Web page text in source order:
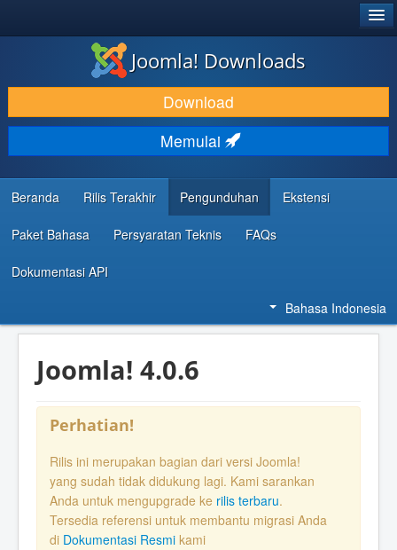
DOWNLOAD & KEMBANGKAN
TEMUKAN & PELAJARI
DUKUNGAN & KOMUNITAS
REFERENSI DEVELOPER
Joomla! Downloads
Download
Memulai
Beranda Rilis Terakhir Pengunduhan Ekstensi
Paket Bahasa Persyaratan Teknis FAQs
Dokumentasi API
Bahasa Indonesia
Joomla! 4.0.6
Perhatian!
Rilis ini merupakan bagian dari versi Joomla!
yang sudah tidak didukung lagi. Kami sarankan
Anda untuk mengupgrade ke rilis terbaru.
Tersedia referensi untuk membantu migrasi Anda
di Dokumentasi Resmi kami